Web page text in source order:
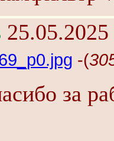
-(
за